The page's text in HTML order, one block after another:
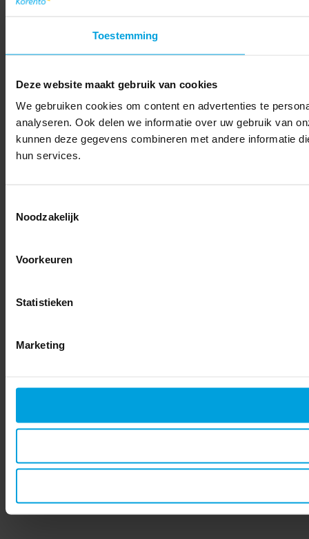
Toestemming
Deze website maakt gebruik van cookies
We gebruiken cookies om content en advertenties te
analyseren. Ook delen we informatie over uw gebruik van
kunnen deze gegevens combineren met andere informatie
hun services.
Noodzakelijk
Voorkeuren
Statistieken
Marketing